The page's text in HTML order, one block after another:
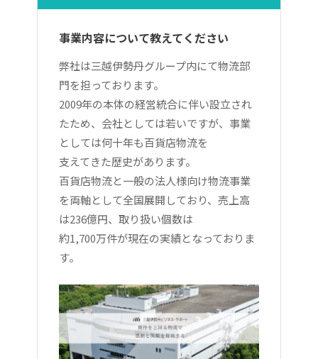
事業内容について教えてください
弊社は三越伊勢丹グループ内にて物流部
門を担っております。
2009年の本体の経営統合に伴い設立され
たため、会社としては若いですが、事業
としては何十年も百貨店物流を
支えてきた歴史があります。
百貨店物流と一般の法人様向け物流事業
を両軸として全国展開しており、売上高
は236億円、取り扱い個数は
約1,700万件が現在の実績となっておりま
す。